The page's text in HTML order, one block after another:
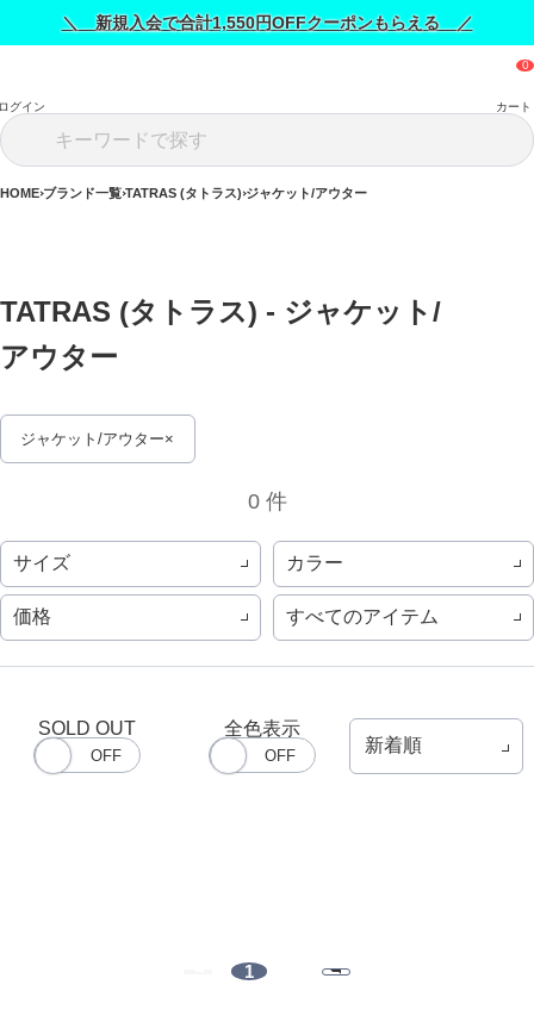
＼ 新規入会で合計1,550円OFFクーポンもらえる ／
グイン カート
HOME ブランド一覧 TATRAS (タトラス) ジャケット/アウター
TATRAS (タトラス) - ジャケット/
アウター
ジャケット/アウター
0 件
サイズ カラー
価格 すべてのアイテム
SOLD OUT 全色表示
1